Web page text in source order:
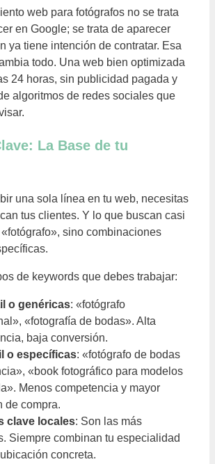
web para fotógrafos no se trata
en Google; se trata de aparecer
ya tiene intención de contratar. Esa
todo. Una web bien optimizada
24 horas, sin publicidad pagada y
algoritmos de redes sociales que
La Base de tu
una sola línea en tu web, necesitas
tus clientes. Y lo que buscan casi
sino combinaciones
de keywords que debes trabajar:
o genéricas: «fotógrafo
«fotografía de bodas». Alta
baja conversión.
o específicas: «fotógrafo de bodas
«book fotográfico para modelos
Menos competencia y mayor
de compra.
clave locales: Son las más
Siempre combinan tu especialidad
concreta.